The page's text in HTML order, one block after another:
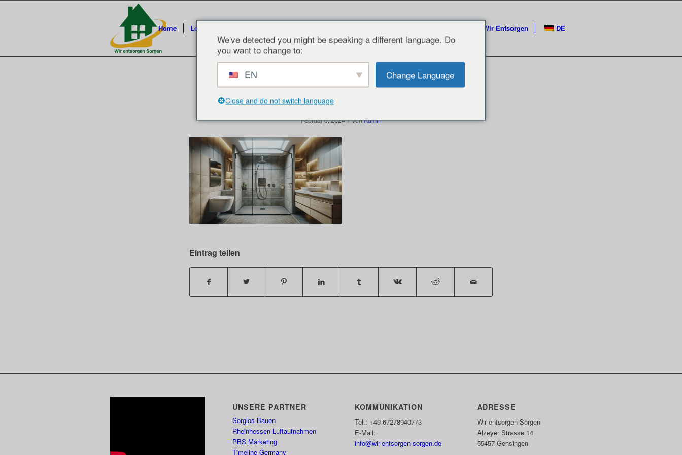
Home Leistungen Firmenphilosophie von Wir Entsorgen DE
umbau Bad 1
Februar 6, 2024 / vonAdmin
Eintrag teilen
UNSERE PARTNER
Sorglos Bauen
Rheinhessen Luftaufnahmen
PBS Marketing
Timeline Germany
KOMMUNIKATION
Tel.: +49 67278940773
E-Mail:
info@wir-entsorgen-sorgen.de
ADRESSE
Wir entsorgen Sorgen
Alzeyer Strasse 14
55457 Gensingen
We've detected you might be speaking a different language. Do
you want to change to:
EN Change Language
Close and do not switch language